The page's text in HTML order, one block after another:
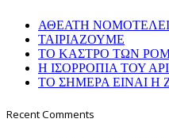
ΑΘΕΑΤΗ
ΤΑΙΡΙΑΖΟΥΜΕ
ΤΟ ΚΑΣΤΡΟ ΤΩΝ
Η ΙΣΟΡΡΟΠΙΑ ΤΟΥ
ΤΟ ΣΗΜΕΡΑ ΕΙΝΑΙ Η
Recent Comments